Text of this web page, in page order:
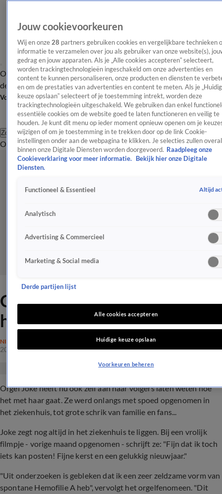
OverzichtAfleveringen Entertainment TV Algemeen
Tip
de redactieNieuwsbrief
Volg Shownieuws
Zoeken
OverzichtEntertainmentSpraakmakendRealityCrimeVideo's
Orgel Joke laat van zich
horen na ziekenhuisopname
NIEUWS
20 dec 2022, 19:29
Orgel Joke heeft nu ook zelf aan haar volgers laten weten hoe
het met haar gaat. Ze werd onlangs met spoed opgenomen in
het ziekenhuis, tot grote schrik van familie en fans...
Joke zegt nog altijd in het ziekenhuis te liggen. Bij een vrolijk
filmpje - vorige maand opgenomen - schrijft ze: "Fijn dat ik toch
iets kan posten! Fijne kerst en een gelukkig nieuwjaar."
"Uit onderzoeken is gebleken dat ik een zeer zeldzame vorm van
spontane Hemofilie A heb", vervolgt het orgelfenomeen. "Dit
Jouw cookievoorkeuren
Wij en onze 28 partners gebruiken cookies en vergelijkbare technieken
informatie te verzamelen over jou als gebruiker van onze website(s),
gedrag en jouw apparaten. Als je „Alle cookies accepteren” selecteert,
worden trackingtechnologieën ingeschakeld om onze advertenties en
content te kunnen personaliseren, onze producten en diensten te
en om de prestaties van advertenties en content te meten. Als je
keuze opslaan” selecteert of je toestemming intrekt, worden deze
trackingtechnologieën uitgeschakeld. We gebruiken dan enkel
essentiële cookies om de website goed te laten functioneren en veilig te
houden. Je kunt dit menu op ieder moment opnieuw openen om je
wijzigen of om je toestemming in te trekken door op de link Cookie-
instellingen onder aan de webpagina te klikken. Je selecties zullen overal
binnen onze Digitale Diensten worden doorgevoerd. Raadpleeg onze
Cookieverklaring voor meer informatie.
Bekijk hier onze Digitale
Diensten.
Functioneel & Essentieel Altijd
Analytisch
Advertising & Commercieel
Marketing & Social media
Derde partijen lijst
Alle cookies accepteren
Huidige keuze opslaan
Voorkeuren beheren